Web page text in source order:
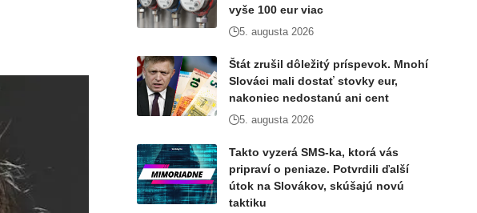
vyše 100 eur viac
5. augusta 2026
Štát zrušil dôležitý príspevok. Mnohí
Slováci mali dostať stovky eur,
nakoniec nedostanú ani cent
5. augusta 2026
Takto vyzerá SMS-ka, ktorá vás
pripraví o peniaze. Potvrdili ďalší
útok na Slovákov, skúšajú novú
taktiku